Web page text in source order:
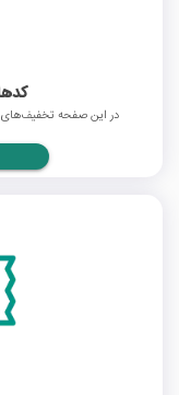
در این صفحه تخفیف‌های